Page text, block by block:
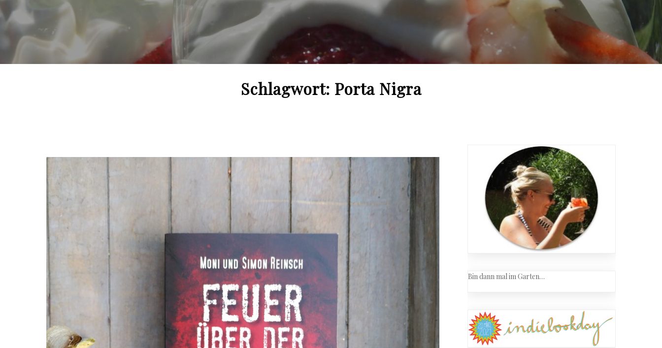
Schlagwort: Porta Nigra
Bin dann mal im Garten…